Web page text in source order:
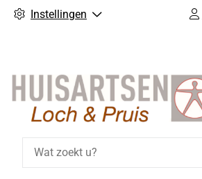
Instellingen